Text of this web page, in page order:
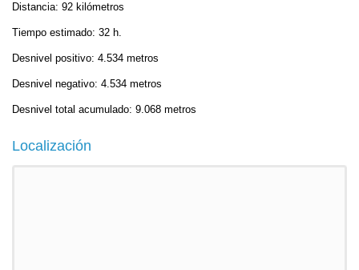
Distancia: 92 kilómetros
Tiempo estimado: 32 h.
Desnivel positivo: 4.534 metros
Desnivel negativo: 4.534 metros
Desnivel total acumulado: 9.068 metros
Localización